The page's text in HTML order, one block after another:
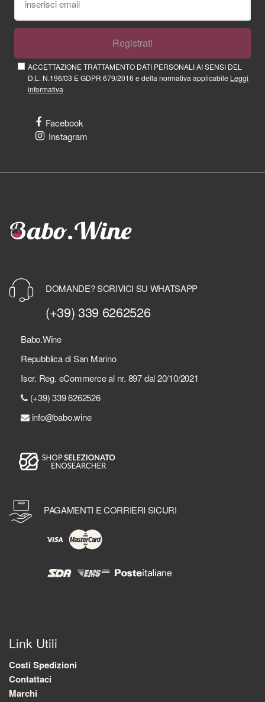
Registrati
ACCETTAZIONE TRATTAMENTO DATI PERSONALI AI SENSI DEL
D.L. N.196/03 E GDPR 679/2016 e della normativa applicabile Leggi
informativa
Facebook
Instagram
DOMANDE? SCRIVICI SU WHATSAPP
(+39) 339 6262526
Babo.Wine
Repubblica di San Marino
Iscr. Reg. eCommerce al nr. 897 dal 20/10/2021
(+39) 339 6262526
info@babo.wine
PAGAMENTI E CORRIERI SICURI
Link Utili
Costi Spedizioni
Contattaci
Marchi